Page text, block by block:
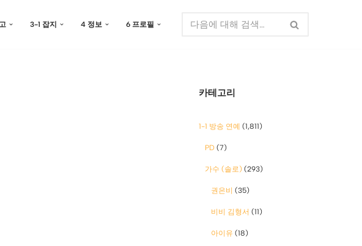
3-1 잡지 4 정보 6 프로필
카테고리
1-1 방송 연예 (1,811)
PD (7)
가수 (솔로) (293)
권은비 (35)
비비 김형서 (11)
아이유 (18)